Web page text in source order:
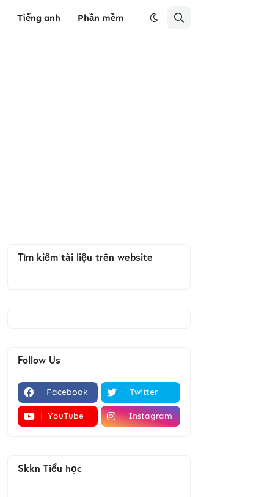
Tiếng anh Phần mềm
Tìm kiếm tài liệu trên website
Follow Us
Facebook Twitter
YouTube Instagram
Skkn Tiểu học